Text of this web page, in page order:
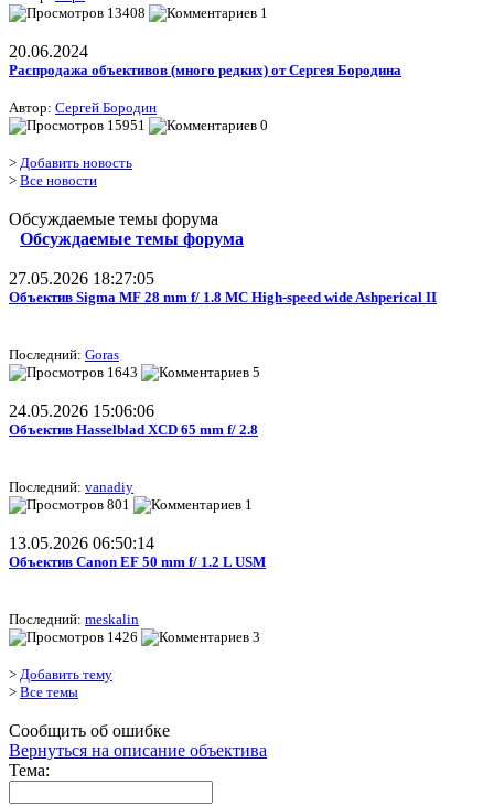
13408
1
20.06.2024
Распродажа объективов (много редких) от Сергея Бородина
Автор: Сергей Бородин
15951
0
> Добавить новость
> Все новости
Обсуждаемые темы форума
Обсуждаемые темы форума
27.05.2026 18:27:05
Объектив Sigma MF 28 mm f/ 1.8 MC High-speed wide Ashperical II
Последний: Goras
1643
5
24.05.2026 15:06:06
Объектив Hasselblad XCD 65 mm f/ 2.8
Последний: vanadiy
801
1
13.05.2026 06:50:14
Объектив Canon EF 50 mm f/ 1.2 L USM
Последний: meskalin
1426
3
> Добавить тему
> Все темы
Сообщить об ошибке
Вернуться на описание объектива
Тема: